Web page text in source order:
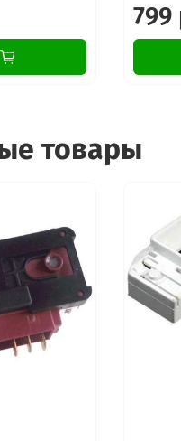
799
товары